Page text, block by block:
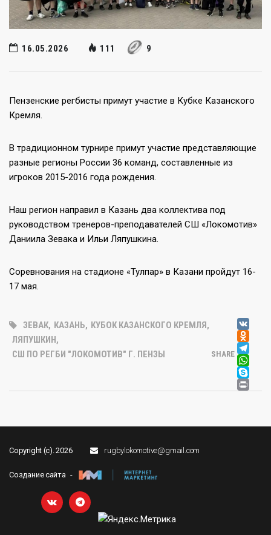
16.05.2026 111 9
Пензенские регбисты примут участие в Кубке Казанского
Кремля.
В традиционном турнире примут участие представляющие
разные регионы России 36 команд, составленные из
игроков 2015-2016 года рождения.
Наш регион направил в Казань два коллектива под
руководством тренеров-преподавателей СШ «Локомотив»
Даниила Зевака и Ильи Ляпушкина.
Соревнования на стадионе «Тулпар» в Казани пройдут 16-
17 мая.
ЗЕВАК, КАЗАНЬ, КУБОК КАЗАНСКОГО КРЕМЛЯ,
ЛЯПУШКИН,
СШ ПО РЕГБИ "ЛОКОМОТИВ" Г. ПЕНЗЫ
SHARE
Copyright (c). 2026 rugbylokomotive@gmail.com
Создание сайта -